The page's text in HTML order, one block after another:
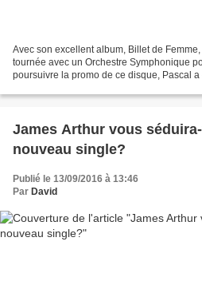
Avec son excellent album, Billet de
tournée avec un Orchestre Symphonique
poursuivre la promo de ce disque, Pascal
James Arthur vous
nouveau single?
Publié le 13/09/2016 à 13:46
Par David